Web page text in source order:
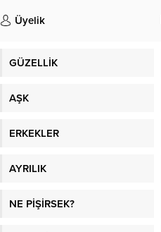
Üyelik
GÜZELLİK
AŞK
ERKEKLER
AYRILIK
NE PİŞİRSEK?